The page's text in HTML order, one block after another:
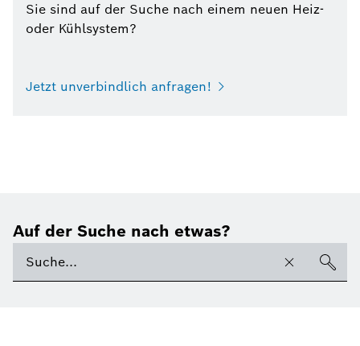
Sie sind auf der Suche nach einem neuen Heiz-
oder Kühlsystem?
Jetzt unverbindlich anfragen!
Auf der Suche nach etwas?